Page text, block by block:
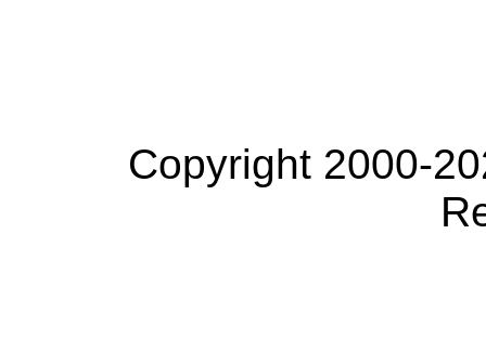
Copyright 2000-